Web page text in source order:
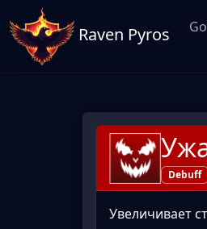
Raven Pyros
Debuff
Увеличивает